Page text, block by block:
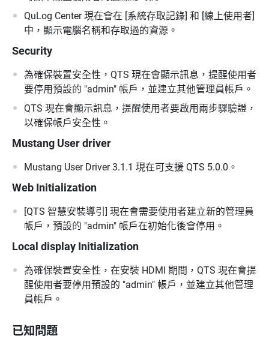
QuLog Center 現在會在 [系統存取記錄] 和 [線上使用者]
中，顯示電腦名稱和存取過的資源。
Security
為確保裝置安全性，QTS 現在會顯示訊息，提醒使用者
要停用預設的 "admin" 帳戶，並建立其他管理員帳戶。
QTS 現在會顯示訊息，提醒使用者要啟用兩步驟驗證，
以確保帳戶安全性。
Mustang User driver
Mustang User Driver 3.1.1 現在可支援 QTS 5.0.0。
Web Initialization
[QTS 智慧安裝導引] 現在會需要使用者建立新的管理員
帳戶，預設的 "admin" 帳戶在初始化後會停用。
Local display Initialization
為確保裝置安全性，在安裝 HDMI 期間，QTS 現在會提
醒使用者要停用預設的 "admin" 帳戶，並建立其他管理
員帳戶。
已知問題